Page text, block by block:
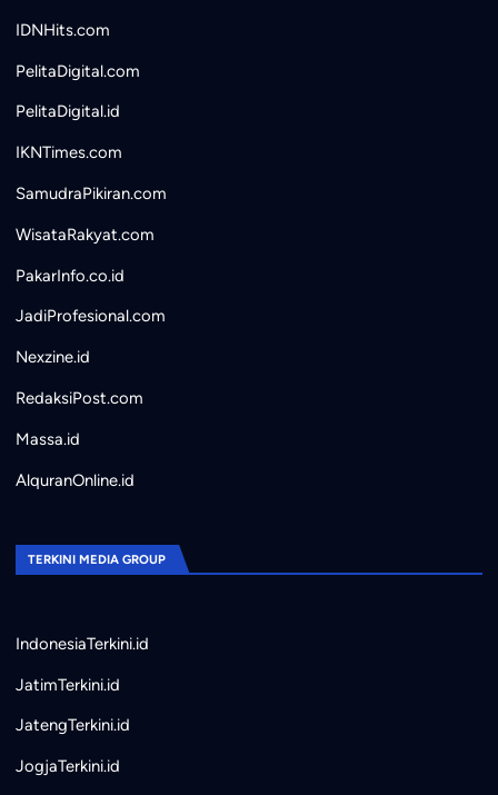
IDNHits.com
PelitaDigital.com
PelitaDigital.id
IKNTimes.com
SamudraPikiran.com
WisataRakyat.com
PakarInfo.co.id
JadiProfesional.com
Nexzine.id
RedaksiPost.com
Massa.id
AlquranOnline.id
TERKINI MEDIA GROUP
IndonesiaTerkini.id
JatimTerkini.id
JatengTerkini.id
JogjaTerkini.id